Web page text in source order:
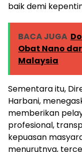
baik demi
BACA JUGA
Obat Nano
Malaysia
Sementara itu,
Harbani,
memberikan
profesional,
kepuasan
menurutnya,